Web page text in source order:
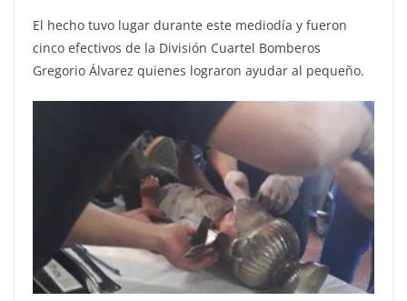
El hecho tuvo lugar durante este mediodía y fueron
cinco efectivos de la División Cuartel Bomberos
Gregorio Álvarez quienes lograron ayudar al pequeño.